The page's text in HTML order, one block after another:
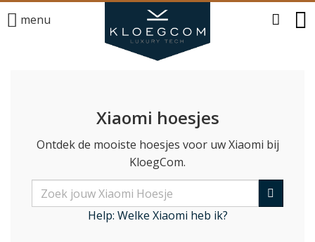
menu
Xiaomi hoesjes
Ontdek de mooiste hoesjes voor uw Xiaomi bij
KloegCom.
Help: Welke Xiaomi heb ik?